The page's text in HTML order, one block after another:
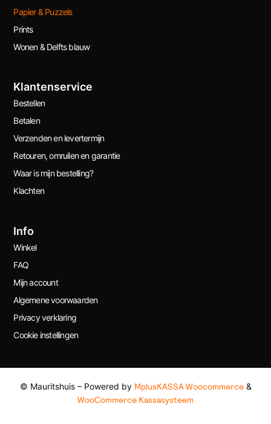
Papier & Puzzels
Prints
Wonen & Delfts blauw
Klantenservice
Bestellen
Betalen
Verzenden en levertermijn
Retouren, omruilen en garantie
Waar is mijn bestelling?
Klachten
Info
Winkel
FAQ
Mijn account
Algemene voorwaarden
Privacy verklaring
Cookie instellingen
© Mauritshuis – Powered by MplusKASSA Woocommerce&
WooCommerce Kassasysteem